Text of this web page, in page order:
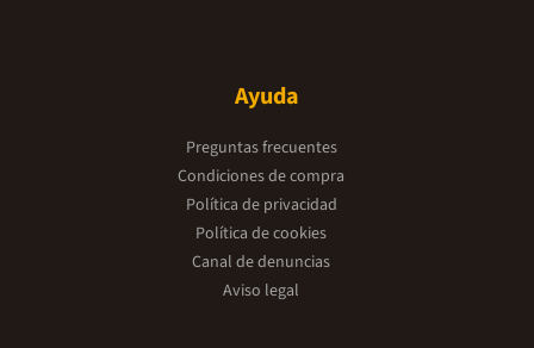
Ayuda
Preguntas frecuentes
Condiciones de compra
Política de privacidad
Política de cookies
Canal de denuncias
Aviso legal